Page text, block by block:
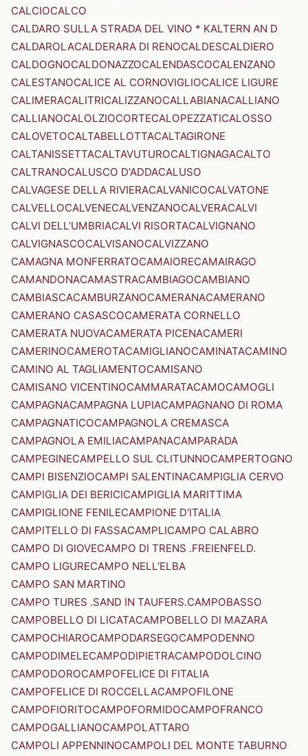
CALCIOCALCO
CALDARO SULLA STRADA DEL VINO * KALTERN AN D
CALDAROLACALDERARA DI RENOCALDESCALDIERO
CALDOGNOCALDONAZZOCALENDASCOCALENZANO
CALESTANOCALICE AL CORNOVIGLIOCALICE LIGURE
CALIMERACALITRICALIZZANOCALLABIANACALLIANO
CALLIANOCALOLZIOCORTECALOPEZZATICALOSSO
CALOVETOCALTABELLOTTACALTAGIRONE
CALTANISSETTACALTAVUTUROCALTIGNAGACALTO
CALTRANOCALUSCO D'ADDACALUSO
CALVAGESE DELLA RIVIERACALVANICOCALVATONE
CALVELLOCALVENECALVENZANOCALVERACALVI
CALVI DELL'UMBRIACALVI RISORTACALVIGNANO
CALVIGNASCOCALVISANOCALVIZZANO
CAMAGNA MONFERRATOCAMAIORECAMAIRAGO
CAMANDONACAMASTRACAMBIAGOCAMBIANO
CAMBIASCACAMBURZANOCAMERANACAMERANO
CAMERANO CASASCOCAMERATA CORNELLO
CAMERATA NUOVACAMERATA PICENACAMERI
CAMERINOCAMEROTACAMIGLIANOCAMINATACAMINO
CAMINO AL TAGLIAMENTOCAMISANO
CAMISANO VICENTINOCAMMARATACAMOCAMOGLI
CAMPAGNACAMPAGNA LUPIACAMPAGNANO DI ROMA
CAMPAGNATICOCAMPAGNOLA CREMASCA
CAMPAGNOLA EMILIACAMPANACAMPARADA
CAMPEGINECAMPELLO SUL CLITUNNOCAMPERTOGNO
CAMPI BISENZIOCAMPI SALENTINACAMPIGLIA CERVO
CAMPIGLIA DEI BERICICAMPIGLIA MARITTIMA
CAMPIGLIONE FENILECAMPIONE D'ITALIA
CAMPITELLO DI FASSACAMPLICAMPO CALABRO
CAMPO DI GIOVECAMPO DI TRENS .FREIENFELD.
CAMPO LIGURECAMPO NELL'ELBA
CAMPO SAN MARTINO
CAMPO TURES .SAND IN TAUFERS.CAMPOBASSO
CAMPOBELLO DI LICATACAMPOBELLO DI MAZARA
CAMPOCHIAROCAMPODARSEGOCAMPODENNO
CAMPODIMELECAMPODIPIETRACAMPODOLCINO
CAMPODOROCAMPOFELICE DI FITALIA
CAMPOFELICE DI ROCCELLACAMPOFILONE
CAMPOFIORITOCAMPOFORMIDOCAMPOFRANCO
CAMPOGALLIANOCAMPOLATTARO
CAMPOLI APPENNINOCAMPOLI DEL MONTE TABURNO